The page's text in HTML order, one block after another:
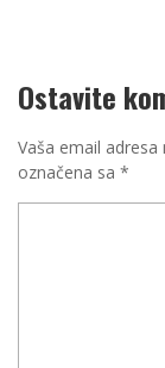
Ostavite
Vaša email
označena sa *